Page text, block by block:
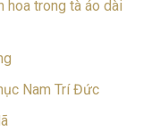
hoa trong tà áo dài
Nam Trí Đức